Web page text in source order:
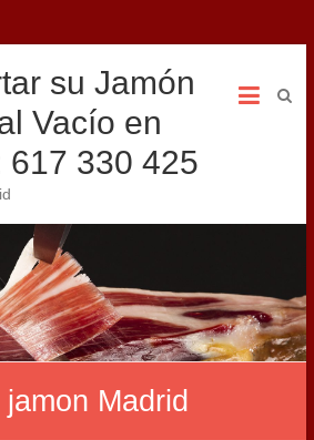
su Jamón
Vacío en
617 330 425
Madrid